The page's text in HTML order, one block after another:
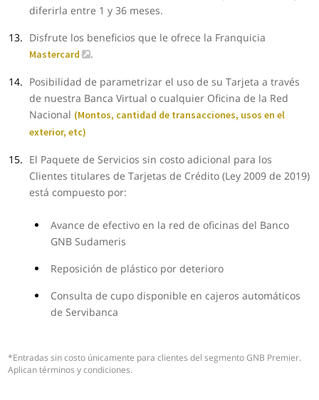
diferirla entre 1 y 36 meses.
Disfrute los beneficios que le ofrece la Franquicia
Mastercard .
Posibilidad de parametrizar el uso de su Tarjeta a través
de nuestra Banca Virtual o cualquier Oficina de la Red
Nacional (Montos, cantidad de transacciones, usos en el
exterior, etc)
El Paquete de Servicios sin costo adicional para los
Clientes titulares de Tarjetas de Crédito (Ley 2009 de 2019)
está compuesto por:
Avance de efectivo en la red de oficinas del Banco
GNB Sudameris
Reposición de plástico por deterioro
Consulta de cupo disponible en cajeros automáticos
de Servibanca
*Entradas sin costo únicamente para clientes del segmento GNB Premier.
Aplican términos y condiciones.